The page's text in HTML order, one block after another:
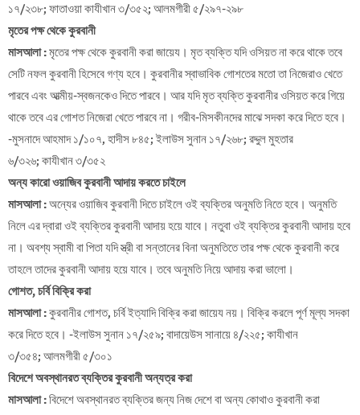
১৭/২৩৮; ফাতাওয়া কাযীখান ৩/৩৫২; আলমগীরী ৫/২৯৭-২৯৮
মৃতের পক্ষ থেকে কুরবানী
মাসআলা :মৃতের পক্ষ থেকে কুরবানী করা জায়েয। মৃত ব্যক্তি যদি ওসিয়ত না করে থাকে তবে
সেটি নফল কুরবানী হিসেবে গণ্য হবে। কুরবানীর স্বাভাবিক গোশতের মতো তা নিজেরাও খেতে
পারবে এবং আত্মীয়-স্বজনকেও দিতে পারবে। আর যদি মৃত ব্যক্তি কুরবানীর ওসিয়ত করে গিয়ে
থাকে তবে এর গোশত নিজেরা খেতে পারবে না। গরীব-মিসকীনদের মাঝে সদকা করে দিতে হবে।
-মুসনাদে আহমাদ ১/১০৭, হাদীস ৮৪৫; ইলাউস সুনান ১৭/২৬৮; রদ্দুল মুহতার
৬/৩২৬; কাযীখান ৩/৩৫২
অন্য কারো ওয়াজিব কুরবানী আদায় করতে চাইলে
মাসআলা :অন্যের ওয়াজিব কুরবানী দিতে চাইলে ওই ব্যক্তির অনুমতি নিতে হবে। অনুমতি
নিলে এর দ্বারা ওই ব্যক্তির কুরবানী আদায় হয়ে যাবে। নতুবা ওই ব্যক্তির কুরবানী আদায় হবে
না। অবশ্য স্বামী বা পিতা যদি স্ত্রী বা সন্তানের বিনা অনুমতিতে তার পক্ষ থেকে কুরবানী করে
তাহলে তাদের কুরবানী আদায় হয়ে যাবে। তবে অনুমতি নিয়ে আদায় করা ভালো।
গোশত,চর্বি বিক্রি করা
মাসআলা :কুরবানীর গোশত, চর্বি ইত্যাদি বিক্রি করা জায়েয নয়। বিক্রি করলে পূর্ণ মূল্য সদকা
করে দিতে হবে। -ইলাউস সুনান ১৭/২৫৯; বাদায়েউস সানায়ে ৪/২২৫; কাযীখান
৩/৩৫৪; আলমগীরী ৫/৩০১
বিদেশে অবস্থানরত ব্যক্তির কুরবানী অন্যত্র করা
মাসআলা :বিদেশে অবস্থানরত ব্যক্তির জন্য নিজ দেশে বা অন্য কোথাও কুরবানী করা